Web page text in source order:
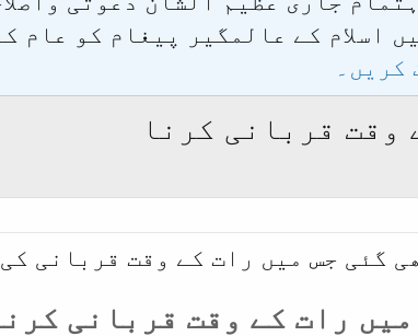
اسلام کے عالمگیر پیغام کو عام
کریں۔
وقت قربانی کرنا
گئی جس میں رات کے وقت قربانی
میں رات کے وقت قربانی